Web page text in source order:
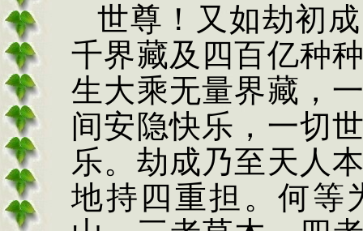
世尊！又如劫初
千界藏及四百亿种
生大乘无量界藏，
间安隐快乐，一切
乐。劫成乃至天人
地持四重担。何等